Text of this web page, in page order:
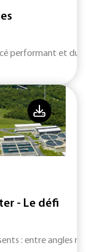
performant et
- Le défi
: entre angles